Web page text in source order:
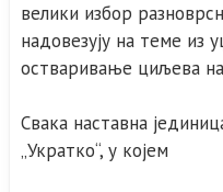
велики избор
надовезују на теме из
остваривање циљева
Свака наставна
„Укратко“, у којем